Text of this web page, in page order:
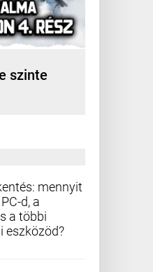
szinte
mennyit
d, a
a többi
eszközöd?